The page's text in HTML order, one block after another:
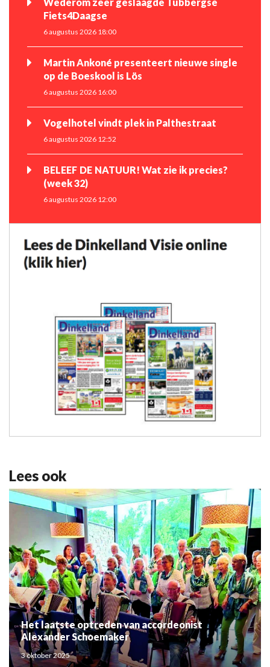
Fiets4Daagse
6 augustus 2026 18:00
Martin Ankoné presenteert nieuwe single
op de Boeskool is Lös
6 augustus 2026 16:00
Vogelhotel vindt plek in Palthestraat
6 augustus 2026 12:52
BELEEF DE NATUUR! Wat zie ik precies?
(week 32)
6 augustus 2026 12:00
Lees ook
Het laatste optreden van accordeonist
Alexander Schoemaker
3 oktober 2025